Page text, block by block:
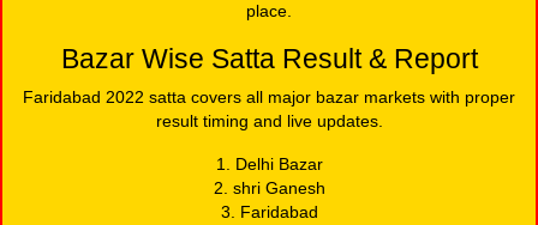
place.
Bazar Wise Satta Result & Report
Faridabad 2022 satta covers all major bazar markets with proper
result timing and live updates.
1. Delhi Bazar
2. shri Ganesh
3. Faridabad